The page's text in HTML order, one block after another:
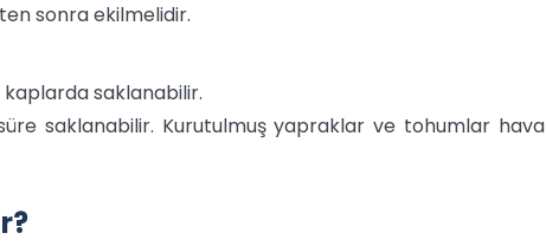
sonra ekilmelidir.
kaplarda saklanabilir.
saklanabilir. Kurutulmuş yapraklar ve tohumlar hava